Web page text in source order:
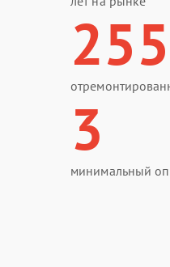
3
минимальный